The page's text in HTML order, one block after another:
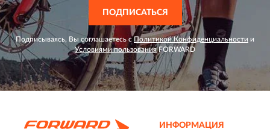
ПОДПИСАТЬСЯ
Подписываясь, Вы соглашаетесь с Политикой Конфиденциальности и
Условиями пользованияFORWARD
ИНФОРМАЦИЯ